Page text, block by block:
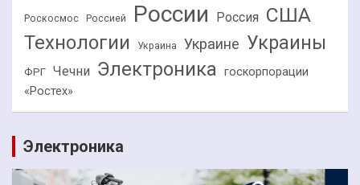
Роскосмос Россией России Россия США
Технологии Украина Украине Украины
ФРГ Чечни Электроника госкорпорации
«Ростех»
Электроника